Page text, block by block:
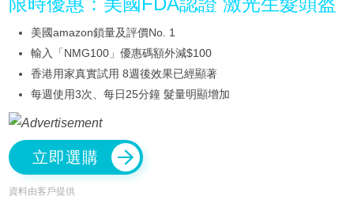
美國amazon鎖量及評價No. 1
輸入「NMG100」優惠碼額外減$100
香港用家真實試用 8週後效果已經顯著
每週使用3次、每日25分鐘 髮量明顯增加
立即選購
資料由客戶提供